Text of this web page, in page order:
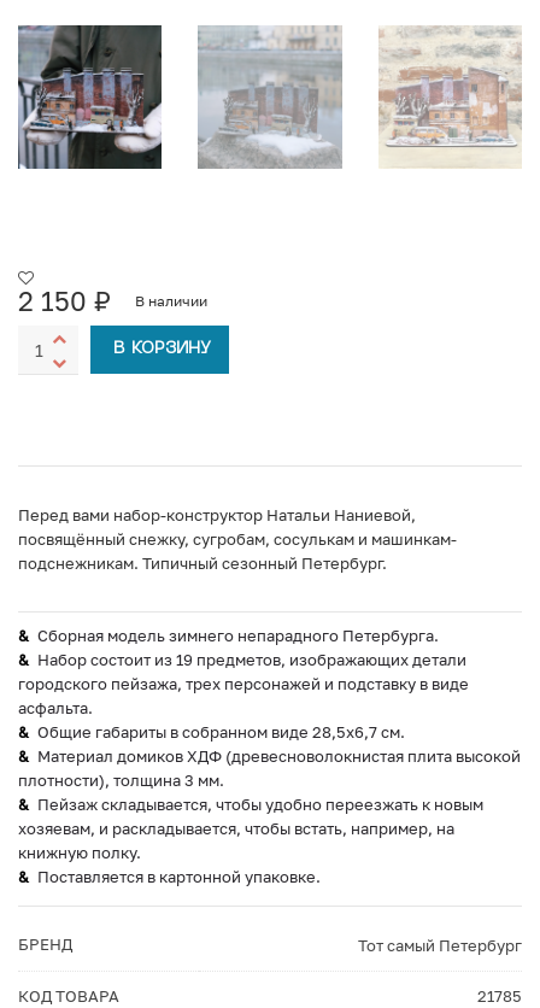
2 150 ₽ В наличии
В КОРЗИНУ
Перед вами набор-конструктор Натальи Наниевой,
посвящённый cнежку, сугробам, сосулькам и машинкам-
подснежникам. Типичный сезонный Петербург.
Сборная модель зимнего непарадного Петербурга.
Набор состоит из 19 предметов, изображающих детали
городского пейзажа, трех персонажей и подставку в виде
асфальта.
Общие габариты в собранном виде 28,5х6,7 см.
Материал домиков ХДФ (древесноволокнистая плита высокой
плотности), толщина 3 мм.
Пейзаж складывается, чтобы удобно переезжать к новым
хозяевам, и раскладывается, чтобы встать, например, на
книжную полку.
Поставляется в картонной упаковке.
БРЕНД Тот самый Петербург
КОД ТОВАРА 21785